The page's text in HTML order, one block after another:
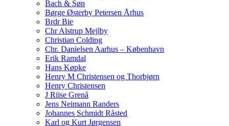
Bach & Søn
Børge Østerby Petersen Århus
Brdr Bie
Chr Alstrup Mejlby
Christian Colding
Chr. Danielsen Aarhus – København
Erik Ramdal
Hans Køpke
Henry M Christensen og Thorbjørn
Henry Christensen
J Riise Grenå
Jens Neimann Randers
Johannes Schmidt Råsted
Karl og Kurt Jørgensen